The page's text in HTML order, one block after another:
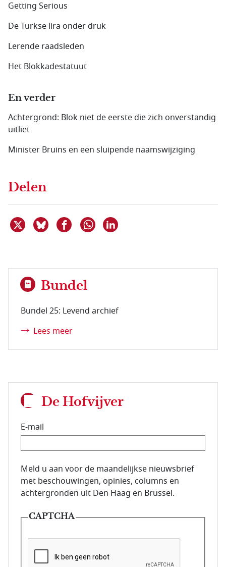
Getting Serious
De Turkse lira onder druk
Lerende raadsleden
Het Blokkadestatuut
En verder
Achtergrond: Blok niet de eerste die zich onverstandig
uitliet
Minister Bruins en een sluipende naamswijziging
Delen
Deel dit item op X
Deel dit item op Bluesky
Deel dit item op Facebook
Delen via WhatsApp
Bundel
Bundel 25: Levend archief
Lees meer
De Hofvijver
E-mail
E-mailadres van de abonnee.
Meld u aan voor de maandelijkse nieuwsbrief
met beschouwingen, opinies, columns en
achtergronden uit Den Haag en Brussel.
CAPTCHA